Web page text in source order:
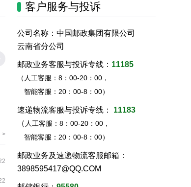
>
客户服务与投诉
公司名称：中国邮政集团有限公司
云南省分公司
邮政业务客服与投诉专线： 11185
（人工客服：8：00-20：00，
智能客服：20：00-8：00）
速递物流客服与投诉专线： 11183
（ 人工客服：8：00-20：00，
智能客服：20：00-8：00）
邮政业务及速递物流客服邮箱：
3898595417@QQ.COM